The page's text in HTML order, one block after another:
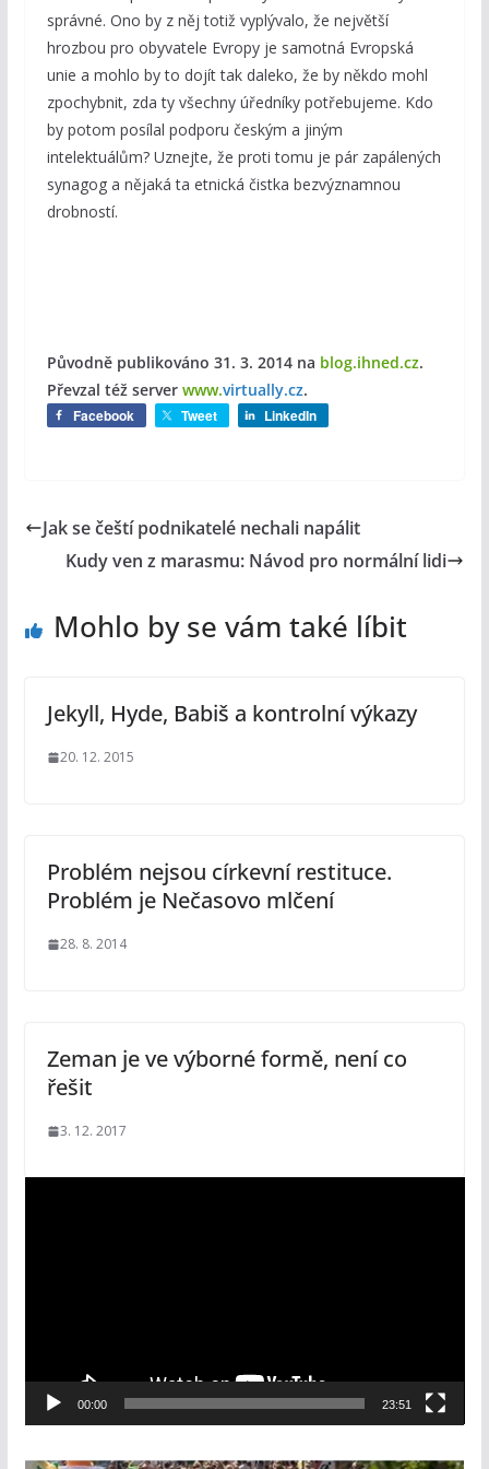
správné. Ono by z něj totiž vyplývalo, že největší
hrozbou pro obyvatele Evropy je samotná Evropská
unie a mohlo by to dojít tak daleko, že by někdo mohl
zpochybnit, zda ty všechny úředníky potřebujeme. Kdo
by potom posílal podporu českým a jiným
intelektuálům? Uznejte, že proti tomu je pár zapálených
synagog a nějaká ta etnická čistka bezvýznamnou
drobností.
Původně publikováno 31. 3. 2014na blog.ihned.cz.
Převzal též server www.virtually.cz.
Facebook Tweet LinkedIn
Jak se čeští podnikatelé nechali napálit
Kudy ven z marasmu: Návod pro normální lidi
Mohlo by se vám také líbit
Jekyll, Hyde, Babiš a kontrolní výkazy
20. 12. 2015
Problém nejsou církevní restituce.
Problém je Nečasovo mlčení
28. 8. 2014
Zeman je ve výborné formě, není co
řešit
3. 12. 2017
e
á
00:00 23:51